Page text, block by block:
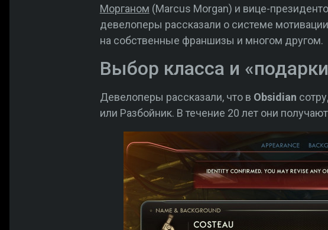
Морганом (Marcus Morgan) и вице-
девелоперы рассказали о системе
на собственные франшизы и многом другом.
Выбор класса и
Девелоперы рассказали, что в Obsidian
или Разбойник. В течение 20 лет они